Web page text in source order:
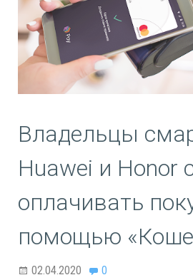
Владельцы
Huawei и Honor
оплачивать
помощью
02.04.2020 0